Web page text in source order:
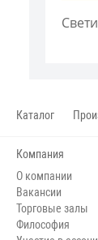
Каталог
Компания
О компании
Вакансии
Торговые залы
Философия